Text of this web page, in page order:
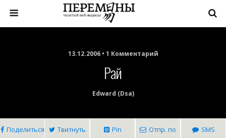
13.12.2006 • 1 Комментарий
Рай
Edward (dsa)
Поделиться Твитнуть Pin
Отпр. по
SMS